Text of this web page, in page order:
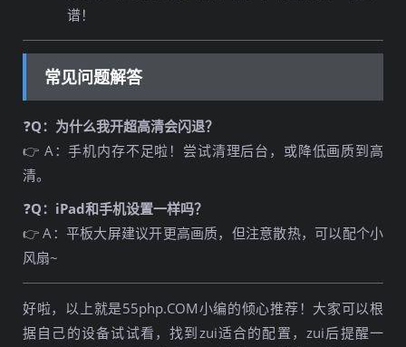
谱！
常见问题解答
❓Q：为什么我开超高清会闪退？
👉 A：手机内存不足啦！尝试清理后台，或降低画质到高
清。
❓Q：iPad和手机设置一样吗？
👉 A：平板大屏建议开更高画质，但注意散热，可以配个小
风扇~
好啦，以上就是55php.COM小编的倾心推荐！大家可以根
据自己的设备试试看，找到zui适合的配置，zui后提醒一